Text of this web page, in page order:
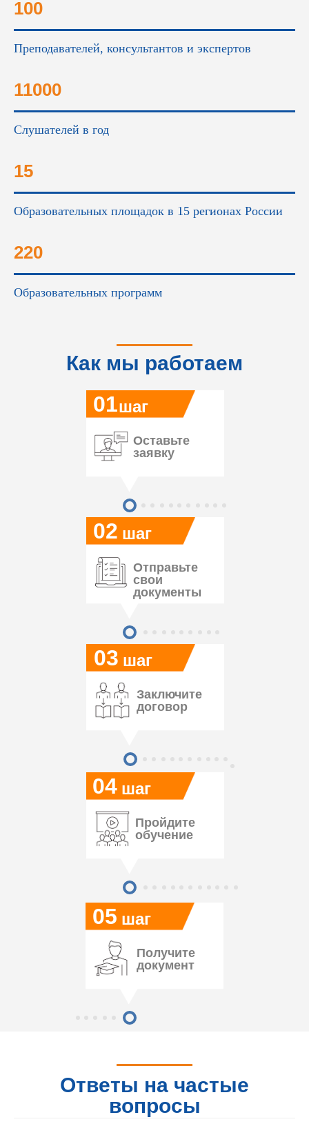
100
Преподавателей, консультантов и экспертов
11000
Слушателей в год
15
Образовательных площадок в 15 регионах России
220
Образовательных программ
Как мы работаем
05
04
03
02
01
Оставьте
заявку
шаг
шаг
шаг
шаг
шаг
Отправьте
свои
документы
Заключите
договор
Пройдите
обучение
Получите
документ
Ответы на частые
вопросы